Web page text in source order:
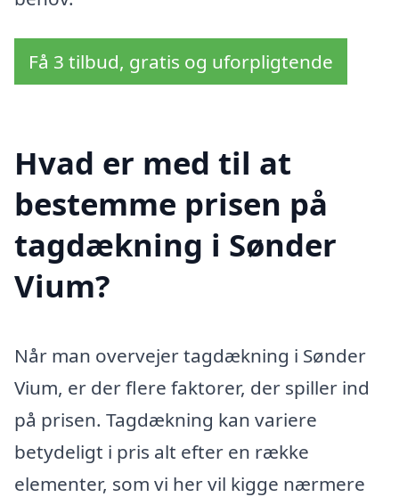
Få 3 tilbud, gratis og uforpligtende
Hvad er med til at
bestemme prisen på
tagdækning i Sønder
Vium?
Når man overvejer tagdækning i Sønder
Vium, er der flere faktorer, der spiller ind
på prisen. Tagdækning kan variere
betydeligt i pris alt efter en række
elementer, som vi her vil kigge nærmere